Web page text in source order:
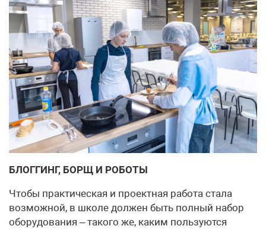
БЛОГГИНГ, БОРЩ И РОБОТЫ
Чтобы практическая и проектная работа стала
возможной, в школе должен быть полный набор
оборудования – такого же, каким пользуются